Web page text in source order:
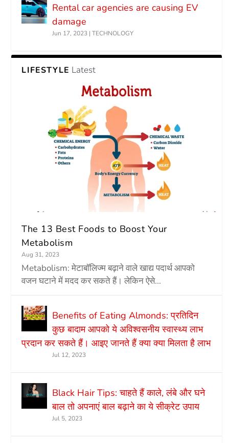
Rental car agencies are causing EV
damage
Jun 17, 2023 |TECHNOLOGY
LIFESTYLE Latest
The 13 Best Foods to Boost Your
Metabolism
Aug 31, 2023
Metabolism: मेटाबॉलिज्म बढ़ाने वाले खाद्य पदार्थ आपको
वजन घटाने में मदद कर सकते हैं। लेकिन ऐसे...
Benefits of Eating Almonds: प्रतिदिन
कुछ बादाम आपको ये अविश्वसनीय स्वास्थ्य लाभ
प्रदान कर सकते हैं। आइए जानते हैं क्या क्या मिलता है लाभ
Jul 12, 2023
Black Hair Tips: चाहते हैं काले, लंबे और घने
बाल तो अपनाएं बाल बढ़ाने का ये सीक्रेट उपाय
Jul 5, 2023